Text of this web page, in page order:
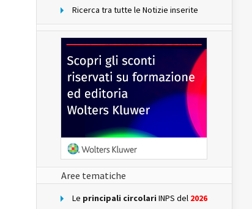
Ricerca tra tutte le Notizie inserite
Aree tematiche
Le principali circolari INPS del 2026